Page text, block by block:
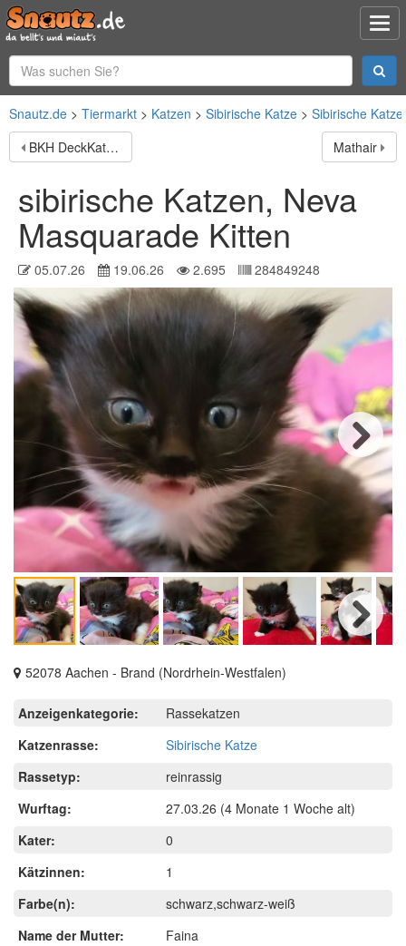
Snautz.de Tiermarkt Katzen Sibirische Katze
Sibirische
BKH DeckKater Cappuccino of Charming Brits (Cinnamon)
Mathair
sibirische Katzen, Neva
Masquarade Kitten
05.07.26 19.06.26 2.695 284849248
Next
Next
52078 Aachen - Brand (Nordrhein-Westfalen)
Anzeigenkategorie:
Rassekatzen
Katzenrasse:
Sibirische Katze
Rassetyp:
reinrassig
Wurftag:
27.03.26 (4 Monate 1 Woche alt)
Kater:
0
Kätzinnen:
1
Farbe(n):
schwarz,schwarz-weiß
Name der Mutter:
Faina